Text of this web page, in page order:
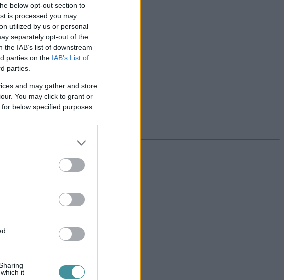
below opt-out section to
is processed you may
utilized by us or personal
separately opt-out of the
IAB’s list of downstream
parties on the IAB’s List of
parties.
and may gather and store
You may click to grant or
below specified purposes
it